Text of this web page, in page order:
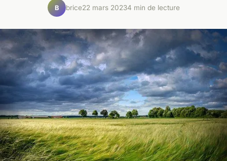
B brice22 mars 20234 min de lecture